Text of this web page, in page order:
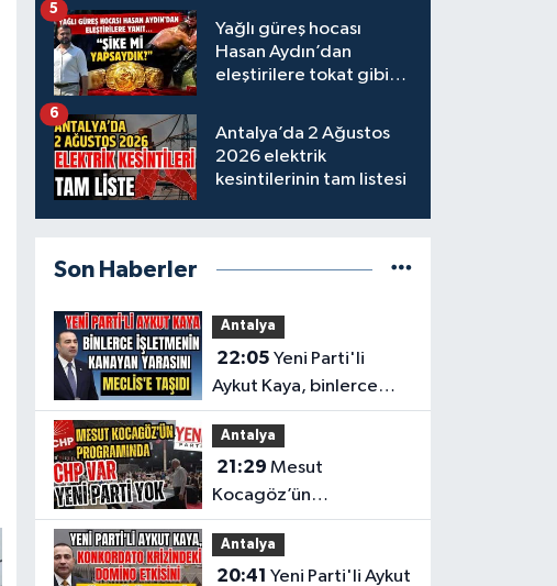
Yağlı güreş hocası
Hasan Aydın’dan
eleştirilere tokat gibi
5
Antalya’da 2 Ağustos
2026 elektrik
kesintilerinin tam listesi
6
Son Haberler
Antalya
22:05
Aykut Kaya, binlerce
işletmenin kanayan
yarasını Meclis'e taşıdı
Antalya
21:29
Kocagöz’ün
programında CHP var
Yeni Parti yok
Antalya
20:41